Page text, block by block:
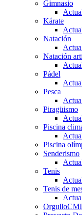
Gimnasio
Kárate
Natación
Natación
Pádel
Pesca
Piragüismo
Piscina
Piscina
Senderismo
Tenis
Tenis de